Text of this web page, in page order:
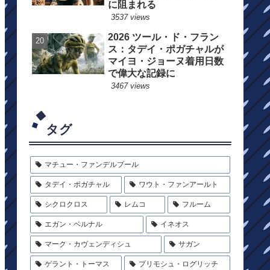
に阻まれる
3537 views
2026 ツール・ド・フラン
ス：タデイ・ポガチャルが
マイヨ・ジョーヌ着用日数
で偉大な記録に
3467 views
タグ
マチュー・ファンデルプール
タデイ・ポガチャル ワウト・ファンアールト
シクロクロス レムコ フルーム
エガン・ベルナル イネオス
マーク・カヴェンディシュ サガン
ゲラント・トーマス プリモシュ・ログリッチ